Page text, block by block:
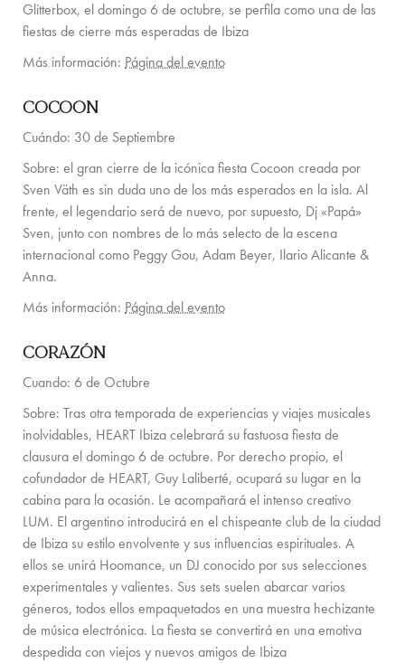
Glitterbox, el domingo 6 de octubre, se perfila como una de las
fiestas de cierre más esperadas de Ibiza
Más información: Página del evento
COCOON
Cuándo: 30 de Septiembre
Sobre: el gran cierre de la icónica fiesta Cocoon creada por
Sven Väth es sin duda uno de los más esperados en la isla. Al
frente, el legendario será de nuevo, por supuesto, Dj «Papá»
Sven, junto con nombres de lo más selecto de la escena
internacional como Peggy Gou, Adam Beyer, Ilario Alicante &
Anna.
Más información: Página del evento
CORAZÓN
Cuando: 6 de Octubre
Sobre: Tras otra temporada de experiencias y viajes musicales
inolvidables, HEART Ibiza celebrará su fastuosa fiesta de
clausura el domingo 6 de octubre. Por derecho propio, el
cofundador de HEART, Guy Laliberté, ocupará su lugar en la
cabina para la ocasión. Le acompañará el intenso creativo
LUM. El argentino introducirá en el chispeante club de la ciudad
de Ibiza su estilo envolvente y sus influencias espirituales. A
ellos se unirá Hoomance, un DJ conocido por sus selecciones
experimentales y valientes. Sus sets suelen abarcar varios
géneros, todos ellos empaquetados en una muestra hechizante
de música electrónica. La fiesta se convertirá en una emotiva
despedida con viejos y nuevos amigos de Ibiza